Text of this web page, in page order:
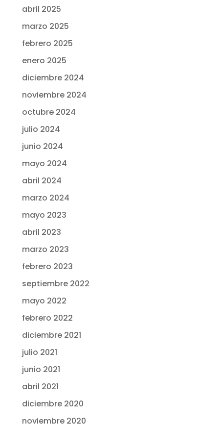
abril 2025
marzo 2025
febrero 2025
enero 2025
diciembre 2024
noviembre 2024
octubre 2024
julio 2024
junio 2024
mayo 2024
abril 2024
marzo 2024
mayo 2023
abril 2023
marzo 2023
febrero 2023
septiembre 2022
mayo 2022
febrero 2022
diciembre 2021
julio 2021
junio 2021
abril 2021
diciembre 2020
noviembre 2020